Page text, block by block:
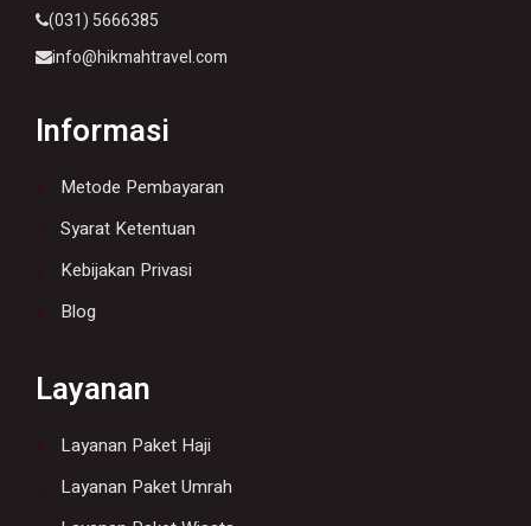
(031) 5666385
info@hikmahtravel.com
Informasi
Metode Pembayaran
Syarat Ketentuan
Kebijakan Privasi
Blog
Layanan
Layanan Paket Haji
Layanan Paket Umrah